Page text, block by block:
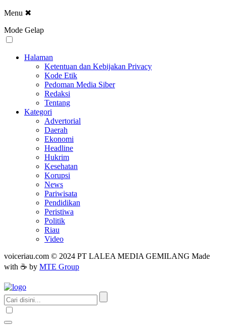
Menu ✖
Mode Gelap
Halaman
Ketentuan dan Kebijakan Privacy
Kode Etik
Pedoman Media Siber
Redaksi
Tentang
Kategori
Advertorial
Daerah
Ekonomi
Headline
Hukrim
Kesehatan
Korupsi
News
Pariwisata
Pendidikan
Peristiwa
Politik
Riau
Video
voiceriau.com © 2024 PT LALEA MEDIA GEMILANG Made
with ☕ by MTE Group